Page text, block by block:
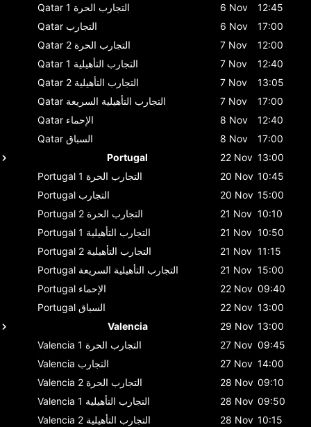
Qatar
التجارب الحرة 1 6 Nov
12:45
Qatar التجارب 6 Nov
17:00
Qatar
التجارب الحرة 2 7 Nov
12:00
Qatar
التجارب التأهيلية 1 7 Nov
12:40
Qatar
التجارب التأهيلية 2 7 Nov
13:05
Qatar التجارب التأهيلية السريعة 7 Nov
17:00
Qatar الإحماء 8 Nov
12:40
Qatar السباق 8 Nov
17:00
Portugal
22 Nov 13:00
Portugal
التجارب الحرة 1 20 Nov 10:45
Portugal التجارب 20 Nov 15:00
Portugal
التجارب الحرة 2 21 Nov 10:10
Portugal
التجارب التأهيلية 1 21 Nov 10:50
Portugal
التجارب التأهيلية 2 21 Nov 11:15
Portugal التجارب التأهيلية السريعة 21 Nov 15:00
Portugal الإحماء 22 Nov 09:40
Portugal السباق 22 Nov 13:00
Valencia
29 Nov 13:00
Valencia
التجارب الحرة 1 27 Nov 09:45
Valencia التجارب 27 Nov 14:00
Valencia
التجارب الحرة 2 28 Nov 09:10
Valencia
التجارب التأهيلية 1 28 Nov 09:50
Valencia
التجارب التأهيلية 2 28 Nov 10:15